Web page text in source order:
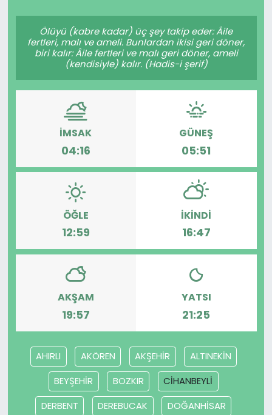
Ölüyü (kabre kadar) üç şey takip eder: Âile
fertleri, malı ve ameli. Bunlardan ikisi geri döner,
biri kalır: Âile fertleri ve malı geri döner, ameli
(kendisiyle) kalır. (Hadis-i şerif)
İMSAK
04:16
GÜNEŞ
05:51
ÖĞLE
12:59
İKINDI
16:47
AKŞAM
19:57
YATSI
21:25
AHIRLI AKÖREN AKŞEHİR
ALTINEKİN
BEYŞEHİR
BOZKIR
CİHANBEYLİ
DERBENT
DEREBUCAK
DOĞANHİSAR
Teknoloji
Resmi İlanlar
Yaşam
Künye
Gizlilik Sözleşmesi
İletişim